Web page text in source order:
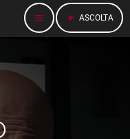
menu play_arrow ASCOLTA